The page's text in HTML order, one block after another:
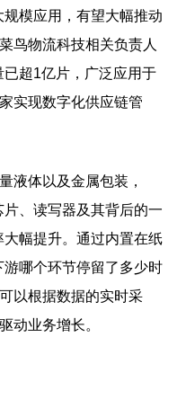
模应用，有望大幅推动
鸟物流科技相关负责人
超1亿片，广泛应用于
实现数字化供应链管
体以及金属包装，
、读写器及其背后的一
幅提升。通过内置在纸
哪个环节停留了多少时
以根据数据的实时采
动业务增长。